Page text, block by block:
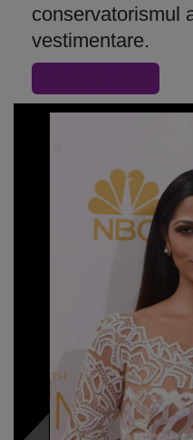
conservatorismul
vestimentare.